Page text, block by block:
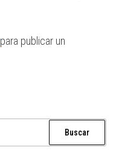
para publicar un